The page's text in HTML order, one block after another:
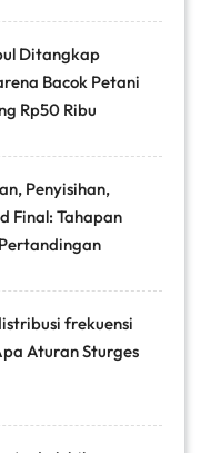
Ditangkap
Bacok Petani
Rp50 Ribu
Penyisihan,
Final: Tahapan
frekuensi
Aturan Sturges